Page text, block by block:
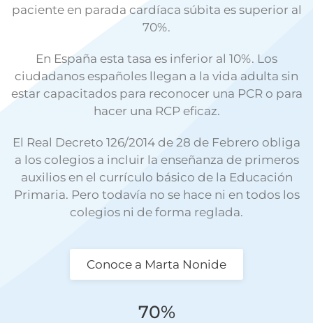
paciente en parada cardíaca súbita es superior al
70%.
En España esta tasa es inferior al 10%. Los
ciudadanos españoles llegan a la vida adulta sin
estar capacitados para reconocer una PCR o para
hacer una RCP eficaz.
El Real Decreto 126/2014 de 28 de Febrero obliga
a los colegios a incluir la enseñanza de primeros
auxilios en el currículo básico de la Educación
Primaria. Pero todavía no se hace ni en todos los
colegios ni de forma reglada.
Conoce a Marta Nonide
70%